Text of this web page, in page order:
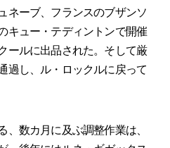
ネーブ、フランスのブザンソ
キュー・テディントンで開催
ールに出品された。そして厳
過し、ル・ロックルに戻って
数カ月に及ぶ調整作業は、